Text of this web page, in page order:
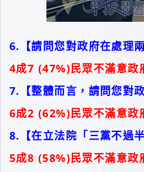
6.【請問您對政府在處理
4成7 (47%)民眾不滿意政
7.【整體而言，請問您對
6成2 (62%)民眾不滿意政
8.【在立法院「三黨不過
5成8 (58%)民眾不滿意政